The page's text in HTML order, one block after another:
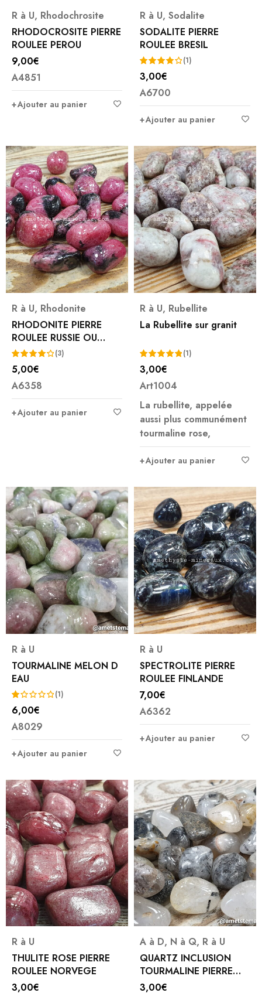
R à U, Rhodochrosite
RHODOCROSITE PIERRE
ROULEE PEROU
9,00€
A4851
Ajouter au panier
R à U, Sodalite
SODALITE PIERRE
ROULEE BRESIL
Note
4.00
(1)
3,00€
A6700
Ajouter au panier
R à U, Rhodonite
RHODONITE PIERRE
ROULEE RUSSIE OU
MADAGASCAR
Note
4.33
(3)
5,00€
A6358
Ajouter au panier
R à U, Rubellite
La Rubellite sur granit
Note5.00
sur 5
(1)
3,00€
Art1004
La rubellite, appelée
aussi plus communément
tourmaline rose,
Ajouter au panier
R à U
TOURMALINE MELON D
EAU
Note
1.00
5
(1)
6,00€
A8029
Ajouter au panier
R à U
SPECTROLITE PIERRE
ROULEE FINLANDE
7,00€
A6362
Ajouter au panier
R à U
THULITE ROSE PIERRE
ROULEE NORVEGE
3,00€
A à D, N à Q, R à U
QUARTZ INCLUSION
TOURMALINE PIERRE
ROULEE
3,00€